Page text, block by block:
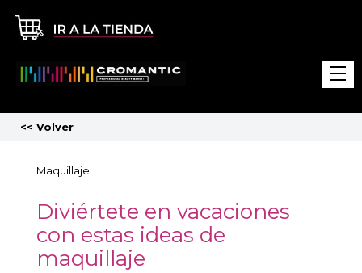
<< Volver
Maquillaje
Diviértete en vacaciones
con estas ideas de
maquillaje